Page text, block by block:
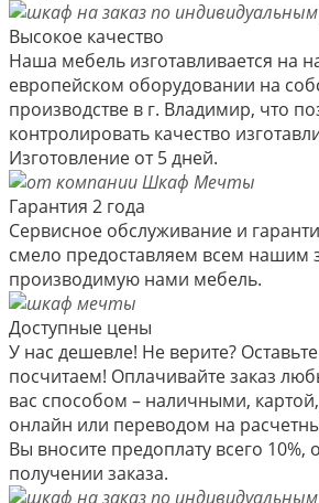
Высокое качество
Наша мебель изготавливается на
европейском оборудовании на
производстве в г. Владимир, что
контролировать качество
Изготовление от 5 дней.
Гарантия 2 года
Сервисное обслуживание и
смело предоставляем всем нашим
производимую нами мебель.
Доступные цены
У нас дешевле! Не верите? Оставьте
посчитаем! Оплачивайте заказ
вас способом – наличными,
онлайн или переводом на
Вы вносите предоплату всего 10%,
получении заказа.